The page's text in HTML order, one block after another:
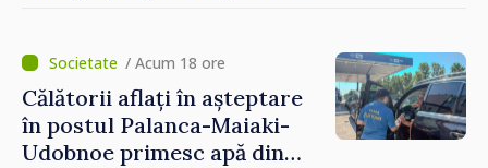
/ Acum 18 ore
Călătorii aflați în așteptare
în postul Palanca-Maiaki-
Udobnoe primesc apă din